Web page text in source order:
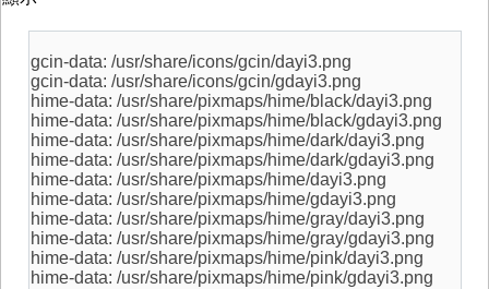
gcin-data: /usr/share/icons/gcin/dayi3.png
gcin-data: /usr/share/icons/gcin/gdayi3.png
hime-data: /usr/share/pixmaps/hime/black/dayi3.png
hime-data: /usr/share/pixmaps/hime/black/gdayi3.png
hime-data: /usr/share/pixmaps/hime/dark/dayi3.png
hime-data: /usr/share/pixmaps/hime/dark/gdayi3.png
hime-data: /usr/share/pixmaps/hime/dayi3.png
hime-data: /usr/share/pixmaps/hime/gdayi3.png
hime-data: /usr/share/pixmaps/hime/gray/dayi3.png
hime-data: /usr/share/pixmaps/hime/gray/gdayi3.png
hime-data: /usr/share/pixmaps/hime/pink/dayi3.png
hime-data: /usr/share/pixmaps/hime/pink/gdayi3.png